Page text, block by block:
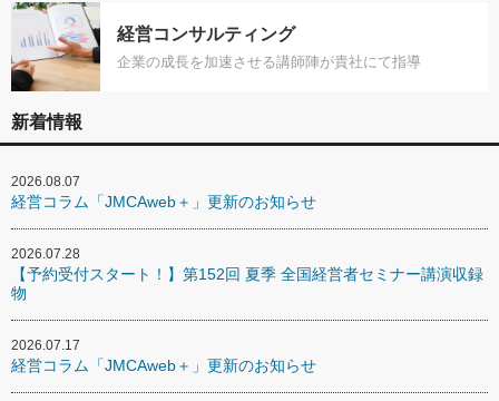
経営コンサルティング
企業の成長を加速させる講師陣が貴社にて指導
新着情報
2026.08.07
経営コラム「JMCAweb＋」更新のお知らせ
2026.07.28
【予約受付スタート！】第152回 夏季 全国経営者セミナー講演収録
物
2026.07.17
経営コラム「JMCAweb＋」更新のお知らせ